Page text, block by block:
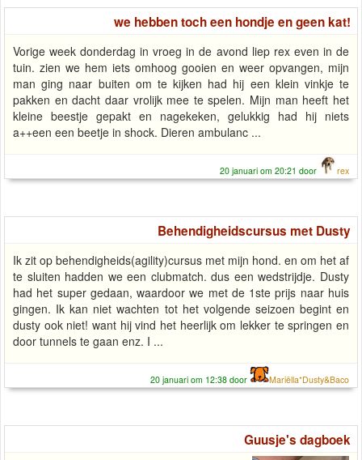
we hebben toch een hondje en geen kat!
Vorige week donderdag in vroeg in de avond liep rex even in de
tuin. zien we hem iets omhoog gooien en weer opvangen, mijn
man ging naar buiten om te kijken had hij een klein vinkje te
pakken en dacht daar vrolijk mee te spelen. Mijn man heeft het
kleine beestje gepakt en nagekeken, gelukkig had hij niets
a++een een beetje in shock. Dieren ambulanc ...
20 januari om 20:21 door rex
Behendigheidscursus met Dusty
Ik zit op behendigheids(agility)cursus met mijn hond. en om het af
te sluiten hadden we een clubmatch. dus een wedstrijdje. Dusty
had het super gedaan, waardoor we met de 1ste prijs naar huis
gingen. Ik kan niet wachten tot het volgende seizoen begint en
dusty ook niet! want hij vind het heerlijk om lekker te springen en
door tunnels te gaan enz. I ...
20 januari om 12:38 door Mariëlla*Dusty&Baco
Guusje's dagboek